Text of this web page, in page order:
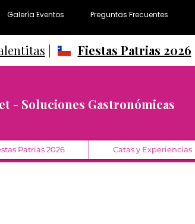
Galería Eventos Preguntas Frecuentes
Fiestas Patrias 2026
- Soluciones Gastronómicas
Patrias 2026 Catas y Experiencias